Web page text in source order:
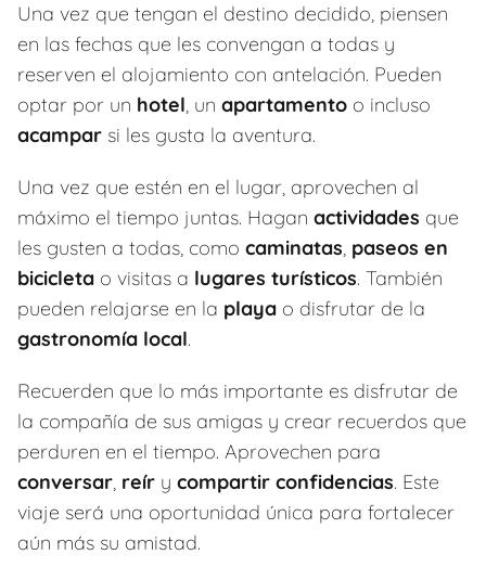
Una vez que tengan el destino decidido, piensen
en las fechas que les convengan a todas y
reserven el alojamiento con antelación. Pueden
optar por un hotel, un apartamento o incluso
acampar si les gusta la aventura.
Una vez que estén en el lugar, aprovechen al
máximo el tiempo juntas. Hagan actividades que
les gusten a todas, como caminatas, paseos en
bicicleta o visitas a lugares turísticos. También
pueden relajarse en la playa o disfrutar de la
gastronomía local.
Recuerden que lo más importante es disfrutar de
la compañía de sus amigas y crear recuerdos que
perduren en el tiempo. Aprovechen para
conversar, reír y compartir confidencias. Este
viaje será una oportunidad única para fortalecer
aún más su amistad.